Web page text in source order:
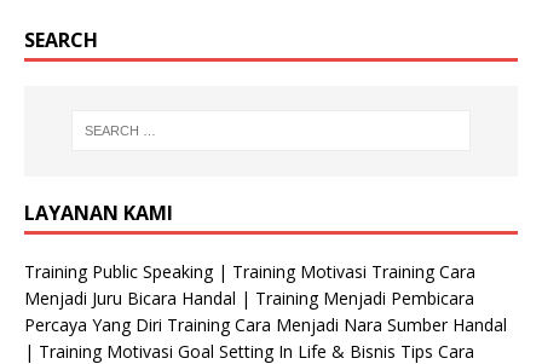
SEARCH
LAYANAN KAMI
Training Public Speaking | Training Motivasi Training Cara
Menjadi Juru Bicara Handal | Training Menjadi Pembicara
Percaya Yang Diri Training Cara Menjadi Nara Sumber Handal
| Training Motivasi Goal Setting In Life & Bisnis Tips Cara